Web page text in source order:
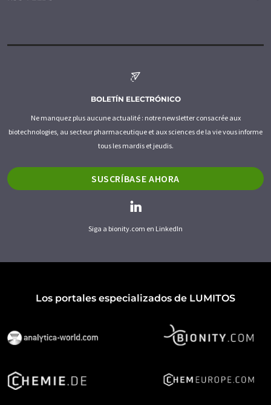
BOLETÍN ELECTRÓNICO
Ne manquez plus aucune actualité : notre newsletter consacrée aux
biotechnologies, au secteur pharmaceutique et aux sciences de la vie vous informe
tous les mardis et jeudis.
SUSCRÍBASE AHORA
Siga a bionity.com en LinkedIn
Los portales especializados de LUMITOS